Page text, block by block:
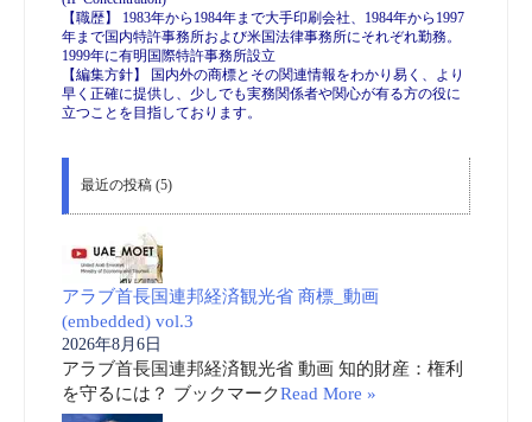
【職歴】 1983年から1984年まで大手印刷会社、1984年から1997
年まで国内特許事務所および米国法律事務所にそれぞれ勤務。
1999年に有明国際特許事務所設立
【編集方針】 国内外の商標とその関連情報をわかり易く、より
早く正確に提供し、少しでも実務関係者や関心が有る方の役に
立つことを目指しております。
最近の投稿 (5)
アラブ首長国連邦経済観光省 商標_動画
(embedded) vol.3
2026年8月6日
アラブ首長国連邦経済観光省 動画 知的財産：権利
を守るには？ ブックマークRead More »